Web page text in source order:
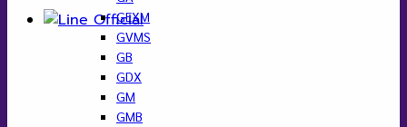
GEXM
GVMS
GB
GDX
GM
GMB